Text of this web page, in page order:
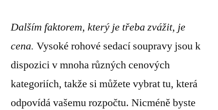
Dalším faktorem, který je třeba zvážit, je
cena. Vysoké rohové sedací soupravy jsou k
dispozici v mnoha různých cenových
kategoriích, takže si můžete vybrat tu, která
odpovídá vašemu rozpočtu. Nicméně byste